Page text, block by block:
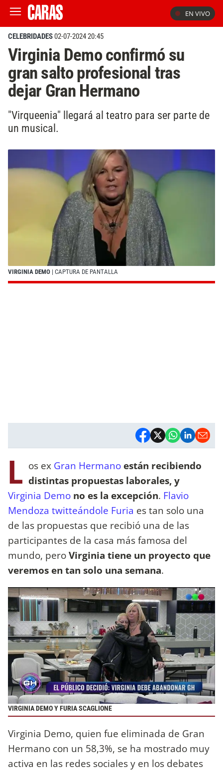
EN VIVO
CELEBRIDADES02-07-2024 20:45
Virginia Demo confirmó su
gran salto profesional tras
dejar Gran Hermano
"Virqueenia" llegará al teatro para ser parte de
un musical.
VIRGINIA DEMO | CAPTURA DE PANTALLA
L os ex Gran Hermano están recibiendo
distintas propuestas laborales, y
Virginia Demo no es la excepción. Flavio
Mendoza twitteándole Furia es tan solo una
de las propuestas que recibió una de las
participantes de la casa más famosa del
mundo, peroVirginia tiene un proyecto que
veremos en tan solo una semana.
VIRGINIA DEMO Y FURIA SCAGLIONE
Virginia Demo, quien fue eliminada de Gran
Hermano con un 58,3%, se ha mostrado muy
activa en las redes sociales y en los debates